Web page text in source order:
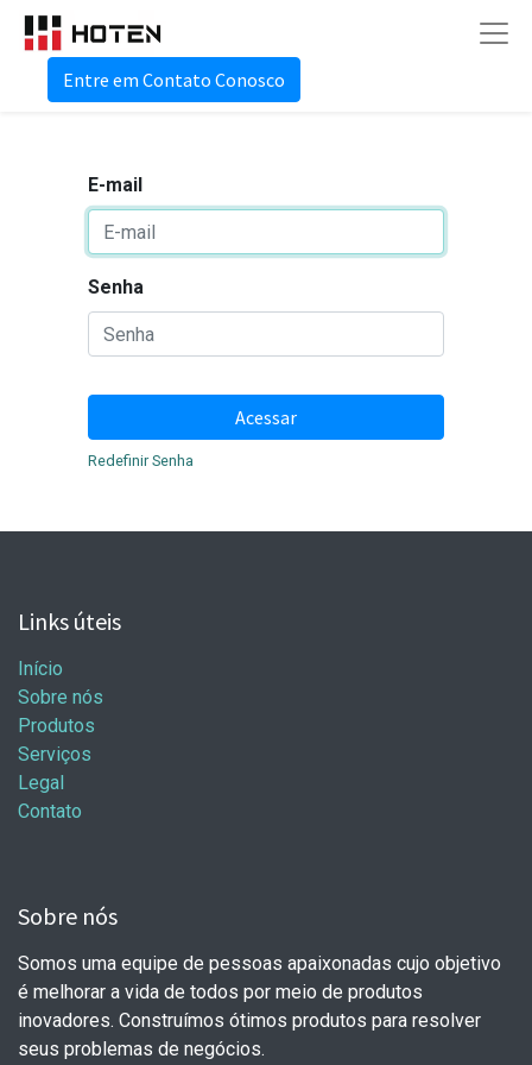
Entre em Contato Conosco
E-mail
Senha
Acessar
Redefinir Senha
Links úteis
Início
Sobre nós
Produtos
Serviços
Legal
Contato
Sobre nós
Somos uma equipe de pessoas apaixonadas cujo objetivo
é melhorar a vida de todos por meio de produtos
inovadores. Construímos ótimos produtos para resolver
seus problemas de negócios.